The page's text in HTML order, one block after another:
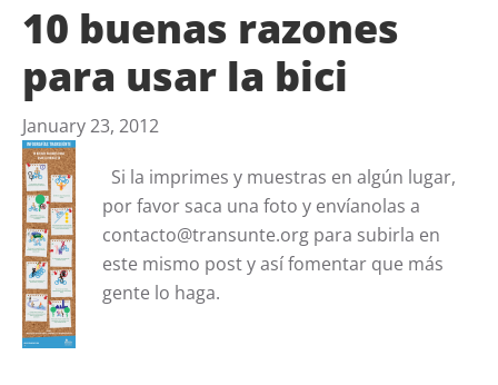
10 buenas razones
para usar la bici
January 23, 2012
Si la imprimes y muestras en algún lugar,
por favor saca una foto y envíanolas a
contacto@transunte.org para subirla en
este mismo post y así fomentar que más
gente lo haga.